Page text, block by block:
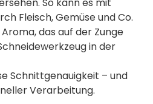
Fleisch, Gemüse und Co.
das auf der Zunge
in der
Schnittgenauigkeit – und
Verarbeitung.